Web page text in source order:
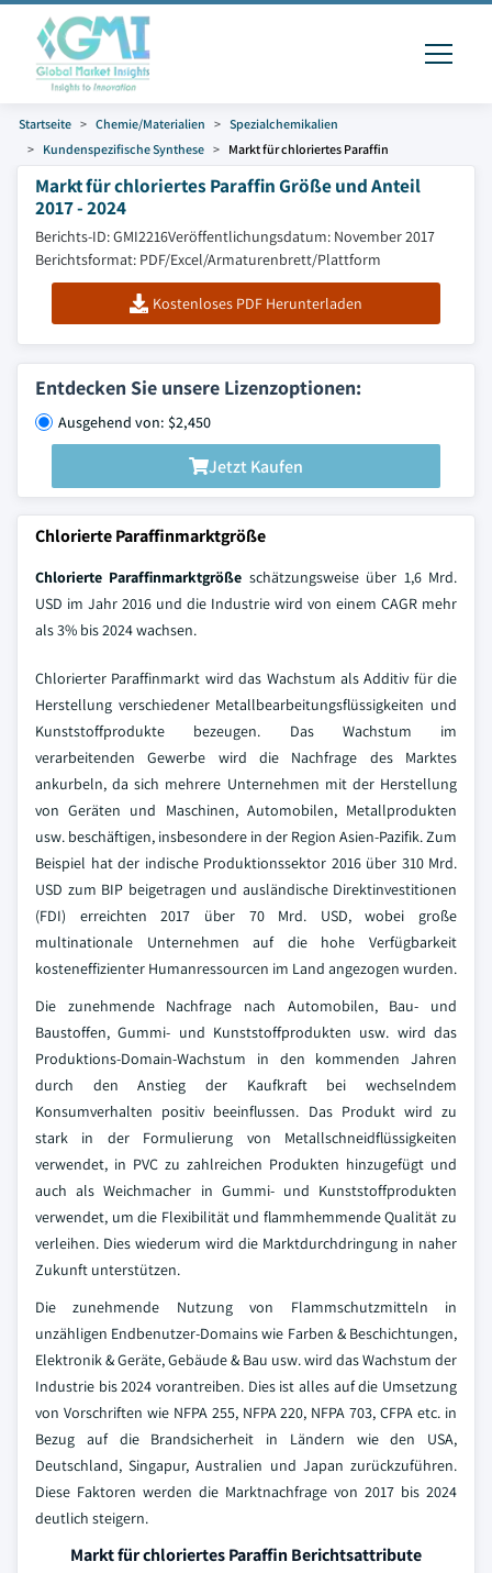
Startseite Chemie/Materialien
Spezialchemikalien
Kundenspezifische Synthese
Markt für chloriertes Paraffin
Markt für chloriertes Paraffin Größe und Anteil
2017 - 2024
Berichts-ID: GMI2216Veröffentlichungsdatum: November 2017
Berichtsformat: PDF/Excel/Armaturenbrett/Plattform
Kostenloses PDF Herunterladen
Entdecken Sie unsere Lizenzoptionen:
Ausgehend von: $2,450
Jetzt Kaufen
Chlorierte Paraffinmarktgröße
Chlorierte Paraffinmarktgröße schätzungsweise über 1,6 Mrd.
USD im Jahr 2016 und die Industrie wird von einem CAGR mehr
als 3% bis 2024 wachsen.
Chlorierter Paraffinmarkt wird das Wachstum als Additiv für die
Herstellung verschiedener Metallbearbeitungsflüssigkeiten und
Kunststoffprodukte bezeugen. Das Wachstum im
verarbeitenden Gewerbe wird die Nachfrage des Marktes
ankurbeln, da sich mehrere Unternehmen mit der Herstellung
von Geräten und Maschinen, Automobilen, Metallprodukten
usw. beschäftigen, insbesondere in der Region Asien-Pazifik. Zum
Beispiel hat der indische Produktionssektor 2016 über 310 Mrd.
USD zum BIP beigetragen und ausländische Direktinvestitionen
(FDI) erreichten 2017 über 70 Mrd. USD, wobei große
multinationale Unternehmen auf die hohe Verfügbarkeit
kosteneffizienter Humanressourcen im Land angezogen wurden.
Die zunehmende Nachfrage nach Automobilen, Bau- und
Baustoffen, Gummi- und Kunststoffprodukten usw. wird das
Produktions-Domain-Wachstum in den kommenden Jahren
durch den Anstieg der Kaufkraft bei wechselndem
Konsumverhalten positiv beeinflussen. Das Produkt wird zu
stark in der Formulierung von Metallschneidflüssigkeiten
verwendet, in PVC zu zahlreichen Produkten hinzugefügt und
auch als Weichmacher in Gummi- und Kunststoffprodukten
verwendet, um die Flexibilität und flammhemmende Qualität zu
verleihen. Dies wiederum wird die Marktdurchdringung in naher
Zukunft unterstützen.
Die zunehmende Nutzung von Flammschutzmitteln in
unzähligen Endbenutzer-Domains wie Farben & Beschichtungen,
Elektronik & Geräte, Gebäude & Bau usw. wird das Wachstum der
Industrie bis 2024 vorantreiben. Dies ist alles auf die Umsetzung
von Vorschriften wie NFPA 255, NFPA 220, NFPA 703, CFPA etc. in
Bezug auf die Brandsicherheit in Ländern wie den USA,
Deutschland, Singapur, Australien und Japan zurückzuführen.
Diese Faktoren werden die Marktnachfrage von 2017 bis 2024
deutlich steigern.
Markt für chloriertes Paraffin Berichtsattribute